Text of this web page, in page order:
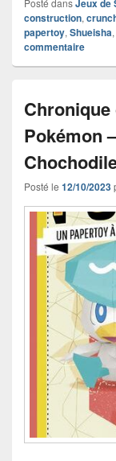
Posté dansJeux de
construction,
papertoy, Shueisha,
commentaire
Chronique
Pokémon
Posté le 12/10/2023